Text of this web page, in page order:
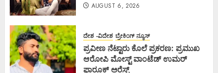
AUGUST 6, 2026
ದೇಶ -ವಿದೇಶ ಬ್ರೇಕಿಂಗ್ ನ್ಯೂಸ್
ಪ್ರವೀಣ ನೆಟ್ಟಾರು ಕೊಲೆ ಪ್ರಕರಣ: ಪ್ರಮುಖ
ಆರೋಪಿ ಮೋಸ್ಟ್ ವಾಂಟೆಡ್ ಉಮರ್
ಫಾರೂಕ್ ಅರೆಸ್ಟ್